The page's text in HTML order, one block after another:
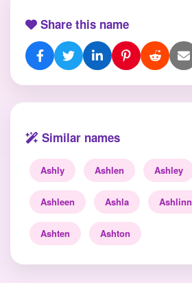
Share this name
Similar names
Ashly Ashlen Ashley
Ashleen Ashla Ashlinn
Ashten Ashton